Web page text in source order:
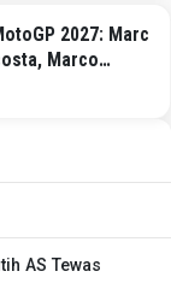
2027: Marc
Marco
Bagnaia
AS Tewas